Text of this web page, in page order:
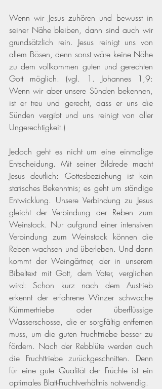
Wenn wir Jesus zuhören und bewusst in
seiner Nähe bleiben, dann sind auch wir
grundsätzlich rein. Jesus reinigt uns von
allem Bösen, denn sonst wäre keine Nähe
zu dem vollkommen guten und gerechten
Gott möglich.
(vgl. 1. Johannes 1,9:
Wenn wir aber unsere Sünden bekennen,
ist er treu und gerecht, dass er uns die
Sünden vergibt und uns reinigt von aller
Ungerechtigkeit.)
Jedoch geht es nicht um eine einmalige
Entscheidung. Mit seiner Bildrede macht
Jesus deutlich: Gottesbeziehung ist kein
statisches Bekenntnis; es geht um ständige
Entwicklung. Unsere Verbindung zu Jesus
gleicht der Verbindung der Reben zum
Weinstock. Nur aufgrund einer intensiven
Verbindung zum Weinstock können die
Reben wachsen und überleben. Und dann
kommt der Weingärtner, der in unserem
Bibeltext mit Gott, dem Vater, verglichen
wird: Schon kurz nach dem Austrieb
erkennt der erfahrene Winzer schwache
Kümmertriebe oder überflüssige
Wasserschosse, die er sorgfältig entfernen
muss, um die guten Fruchttriebe besser zu
fördern. Nach der Rebblüte werden auch
die Fruchttriebe zurückgeschnitten. Denn
für eine gute Qualität der Früchte ist ein
optimales Blatt-Fruchtverhältnis notwendig.